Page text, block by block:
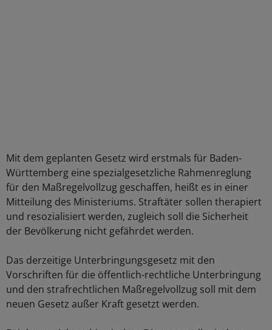
Mit dem geplanten Gesetz wird erstmals für Baden-
Württemberg eine spezialgesetzliche Rahmenreglung
für den Maßregelvollzug geschaffen, heißt es in einer
Mitteilung des Ministeriums. Straftäter sollen therapiert
und resozialisiert werden, zugleich soll die Sicherheit
der Bevölkerung nicht gefährdet werden.
Das derzeitige Unterbringungsgesetz mit den
Vorschriften für die öffentlich-rechtliche Unterbringung
und den strafrechtlichen Maßregelvollzug soll mit dem
neuen Gesetz außer Kraft gesetzt werden.